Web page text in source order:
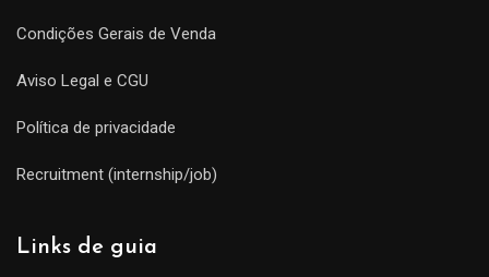
Condições Gerais de Venda
Aviso Legal e CGU
Política de privacidade
Recruitment (internship/job)
Links de guia